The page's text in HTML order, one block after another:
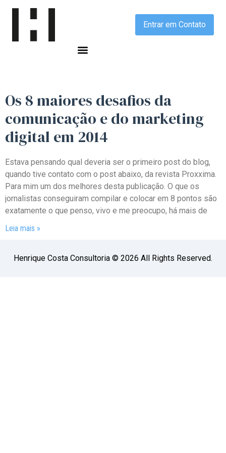
Entrar em Contato
Os 8 maiores desafios da
comunicação e do marketing
digital em 2014
Estava pensando qual deveria ser o primeiro post do blog,
quando tive contato com o post abaixo, da revista Proxxima.
Para mim um dos melhores desta publicação. O que os
jornalistas conseguiram compilar e colocar em 8 pontos são
exatamente o que penso, vivo e me preocupo, há mais de
Leia mais »
Henrique Costa Consultoria © 2026 All Rights Reserved.